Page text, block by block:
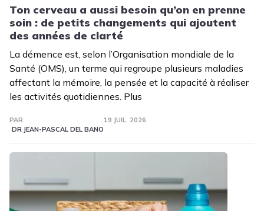
Ton cerveau a aussi besoin qu’on en prenne
soin : de petits changements qui ajoutent
des années de clarté
La démence est, selon l’Organisation mondiale de la
Santé (OMS), un terme qui regroupe plusieurs maladies
affectant la mémoire, la pensée et la capacité à réaliser
les activités quotidiennes. Plus
PAR
DR JEAN-PASCAL DEL BANO
19 JUIL. 2026